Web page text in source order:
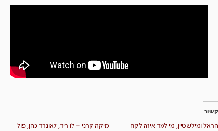
קשור
הראל ומילשטיין, מי למד איזה לקח
מיקה קרני – לו ריד, לאונרד כהן, פול